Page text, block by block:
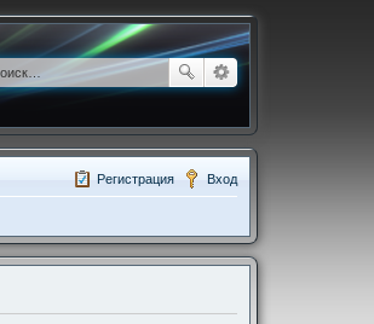
Вход
Регистрация